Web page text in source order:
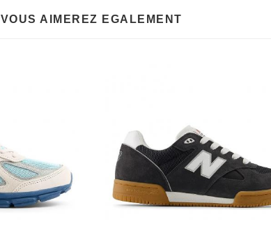
VOUS AIMEREZ EGALEMENT